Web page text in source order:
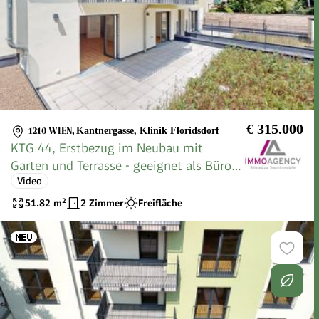
1210 WIEN, Kantnergasse, Klinik Floridsdorf € 315.000
KTG 44, Erstbezug im Neubau mit
Garten und Terrasse - geeignet als Büro,
Ordination oder Praxis
Video
51.82 m² 2 Zimmer Freifläche